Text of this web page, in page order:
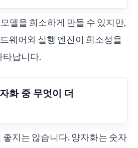
델을 희소하게 만들 수 있지만,
웨어와 실행 엔진이 희소성을
타납니다.
화 중 무엇이 더
좋지는 않습니다. 양자화는 숫자